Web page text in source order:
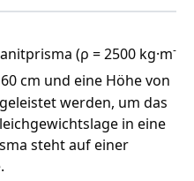
(ρ = 2500 kg·m-
cm und eine Höhe von
werden, um das
in eine
steht auf einer